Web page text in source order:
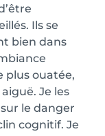
Ils se
bien dans
plus ouatée,
Je les
le danger
cognitif. Je